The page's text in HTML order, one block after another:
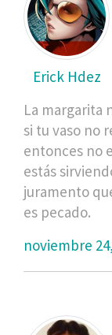
Erick Hdez
La margarita
si tu vaso no
entonces no
estás
juramento
es pecado.
noviembre